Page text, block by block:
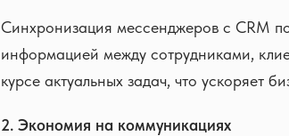
Синхронизация мессенджеров с CRM
информацией между сотрудниками,
курсе актуальных задач, что ускоряет
2. Экономия на коммуникациях